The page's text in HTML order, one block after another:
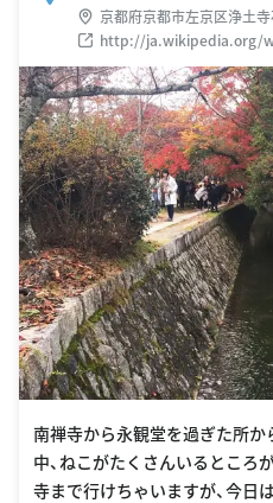
京都府京都市左京区浄土
http://ja.wikipedia.org/
3%81%AE%E9%81%93
南禅寺から永観堂を過ぎた所
中、ねこがたくさんいるところ
寺まで行けちゃいますが、今日